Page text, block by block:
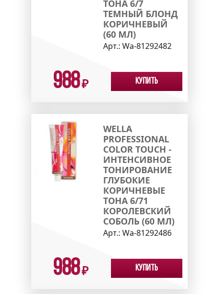
ТОНА 6/7
ТЕМНЫЙ БЛОНД
КОРИЧНЕВЫЙ
(60 МЛ)
Арт.: Wa-81292482
988₽ Купить
WELLA
PROFESSIONAL
COLOR TOUCH -
ИНТЕНСИВНОЕ
ТОНИРОВАНИЕ
ГЛУБОКИЕ
КОРИЧНЕВЫЕ
ТОНА 6/71
КОРОЛЕВСКИЙ
СОБОЛЬ (60 МЛ)
Арт.: Wa-81292486
988₽ Купить